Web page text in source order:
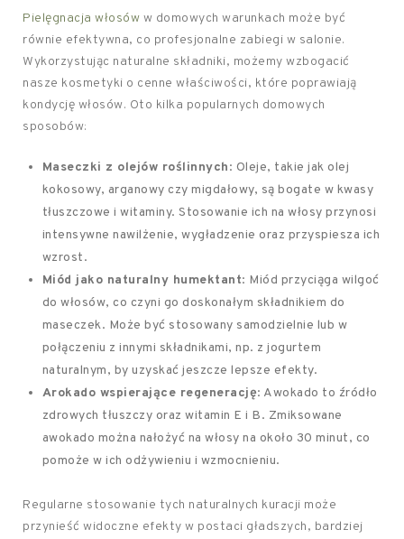
Pielęgnacja włosów w domowych warunkach może być
równie efektywna, co profesjonalne zabiegi w salonie.
Wykorzystując naturalne składniki, możemy wzbogacić
nasze kosmetyki o cenne właściwości, które poprawiają
kondycję włosów. Oto kilka popularnych domowych
sposobów:
Maseczki z olejów roślinnych: Oleje, takie jak olej
kokosowy, arganowy czy migdałowy, są bogate w kwasy
tłuszczowe i witaminy. Stosowanie ich na włosy przynosi
intensywne nawilżenie, wygładzenie oraz przyspiesza ich
wzrost.
Miód jako naturalny humektant: Miód przyciąga wilgoć
do włosów, co czyni go doskonałym składnikiem do
maseczek. Może być stosowany samodzielnie lub w
połączeniu z innymi składnikami, np. z jogurtem
naturalnym, by uzyskać jeszcze lepsze efekty.
Arokado wspierające regenerację: Awokado to źródło
zdrowych tłuszczy oraz witamin E i B. Zmiksowane
awokado można nałożyć na włosy na około 30 minut, co
pomoże w ich odżywieniu i wzmocnieniu.
Regularne stosowanie tych naturalnych kuracji może
przynieść widoczne efekty w postaci gładszych, bardziej